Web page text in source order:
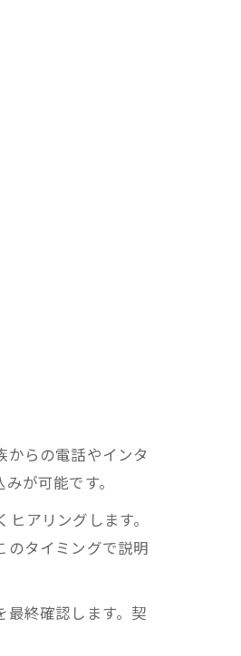
からの電話やインタ
が可能です。
アリングします。
のタイミングで説明
終確認します。契